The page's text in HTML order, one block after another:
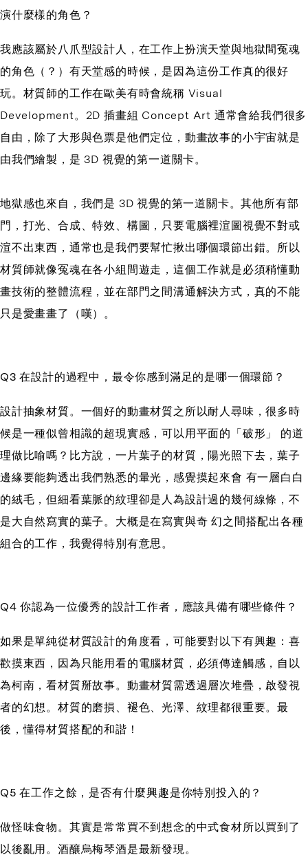
演什麼樣的角色？
我應該屬於八爪型設計人，在工作上扮演天堂與地獄間冤魂
的角色（？）有天堂感的時候，是因為這份工作真的很好
玩。材質師的工作在歐美有時會統稱 Visual
Development。2D 插畫組 Concept Art 通常會給我們很多
自由，除了大形與色票是他們定位，動畫故事的小宇宙就是
由我們繪製，是 3D 視覺的第一道關卡。
地獄感也來自，我們是 3D 視覺的第一道關卡。其他所有部
門，打光、合成、特效、構圖，只要電腦裡渲圖視覺不對或
渲不出東西，通常也是我們要幫忙揪出哪個環節出錯。所以
材質師就像冤魂在各小組間遊走，這個工作就是必須稍懂動
畫技術的整體流程，並在部門之間溝通解決方式，真的不能
只是愛畫畫了（嘆）。
Q3 在設計的過程中，最令你感到滿足的是哪一個環節？
設計抽象材質。一個好的動畫材質之所以耐人尋味，很多時
候是一種似曾相識的超現實感，可以用平面的「破形」 的道
理做比喻嗎？比方說，一片葉子的材質，陽光照下去，葉子
邊緣要能夠透出我們熟悉的暈光，感覺摸起來會 有一層白白
的絨毛，但細看葉脈的紋理卻是人為設計過的幾何線條，不
是大自然寫實的葉子。大概是在寫實與奇 幻之間搭配出各種
組合的工作，我覺得特別有意思。
Q4 你認為一位優秀的設計工作者，應該具備有哪些條件？
如果是單純從材質設計的角度看，可能要對以下有興趣：喜
歡摸東西，因為只能用看的電腦材質，必須傳達觸感，自以
為柯南，看材質掰故事。動畫材質需透過層次堆疊，啟發視
者的幻想。材質的磨損、褪色、光澤、紋理都很重要。最
後，懂得材質搭配的和諧！
Q5 在工作之餘，是否有什麼興趣是你特別投入的？
做怪味食物。其實是常常買不到想念的中式食材所以買到了
以後亂用。酒釀烏梅琴酒是最新發現。